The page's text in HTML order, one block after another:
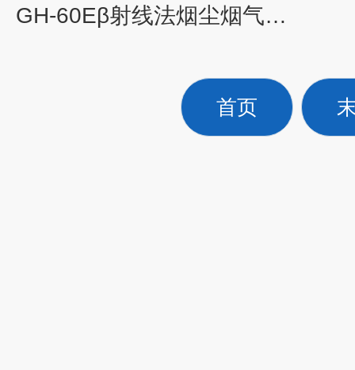
GH-60Eβ射线法烟尘烟气测试仪(配GH-6081)
首页